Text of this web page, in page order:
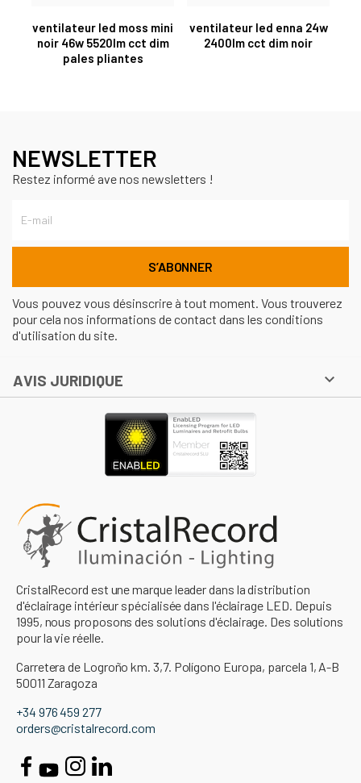
ventilateur led moss mini
noir 46w 5520lm cct dim
pales pliantes
ventilateur led enna 24w
2400lm cct dim noir
NEWSLETTER
Restez informé ave nos newsletters !
Vous pouvez vous désinscrire à tout moment. Vous trouverez
pour cela nos informations de contact dans les conditions
d'utilisation du site.
AVIS JURIDIQUE 
CristalRecord est une marque leader dans la distribution
d'éclairage intérieur spécialisée dans l'éclairage LED. Depuis
1995, nous proposons des solutions d'éclairage. Des solutions
pour la vie réelle.
Carretera de Logroño km. 3,7. Polígono Europa, parcela 1, A-B
50011 Zaragoza
+34 976 459 277
orders@cristalrecord.com